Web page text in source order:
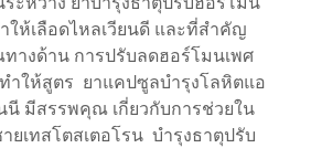
ให้เลือดไหลเวียนดี และที่สำคัญ
างด้าน การปรับลดฮอร์โมนเพศ
ำให้สูตร ยาแคปซูลบำรุงโลหิตแอ
มีสรรพคุณ เกี่ยวกับการช่วยใน
ยเทสโตสเตอโรน บำรุงธาตุปรับ